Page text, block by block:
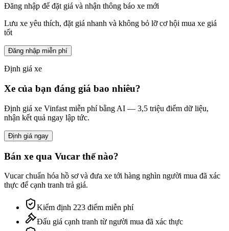
Đăng nhập để đặt giá và nhận thông báo xe mới
Lưu xe yêu thích, đặt giá nhanh và không bỏ lỡ cơ hội mua xe giá
tốt
Đăng nhập miễn phí
Định giá xe
Xe của bạn đáng giá bao nhiêu?
Định giá xe Vinfast miễn phí bằng AI — 3,5 triệu điểm dữ liệu,
nhận kết quả ngay lập tức.
Định giá ngay
Bán xe qua Vucar thế nào?
Vucar chuẩn hóa hồ sơ và đưa xe tới hàng nghìn người mua đã xác
thực để cạnh tranh trả giá.
Kiểm định 223 điểm miễn phí
Đấu giá cạnh tranh từ người mua đã xác thực